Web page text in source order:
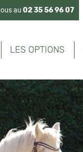
au 02 35 56 96 07
LES OPTIONS